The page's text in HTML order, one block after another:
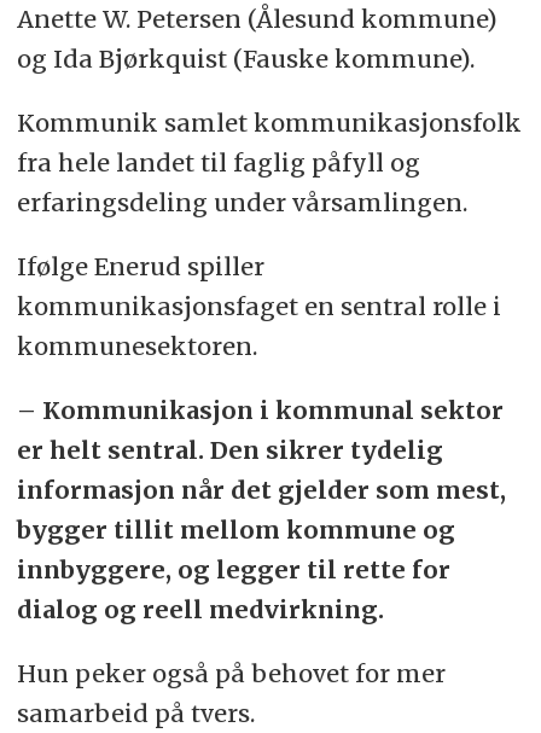
Anette W. Petersen (Ålesund kommune)
og Ida Bjørkquist (Fauske kommune).
Kommunik samlet kommunikasjonsfolk
fra hele landet til faglig påfyll og
erfaringsdeling under vårsamlingen.
Ifølge Enerud spiller
kommunikasjonsfaget en sentral rolle i
kommunesektoren.
– Kommunikasjon i kommunal sektor
er helt sentral. Den sikrer tydelig
informasjon når det gjelder som mest,
bygger tillit mellom kommune og
innbyggere, og legger til rette for
dialog og reell medvirkning.
Hun peker også på behovet for mer
samarbeid på tvers.